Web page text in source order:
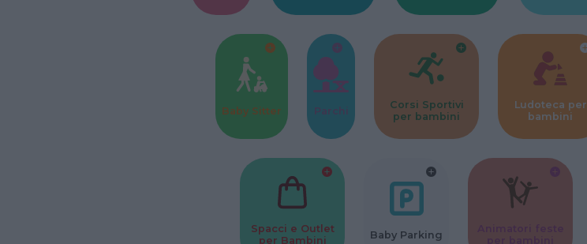
Baby Sitter Parchi
Corsi Sportivi
per bambini
Ludoteca per
bambini
Spacci e Outlet
per Bambini
Baby Parking